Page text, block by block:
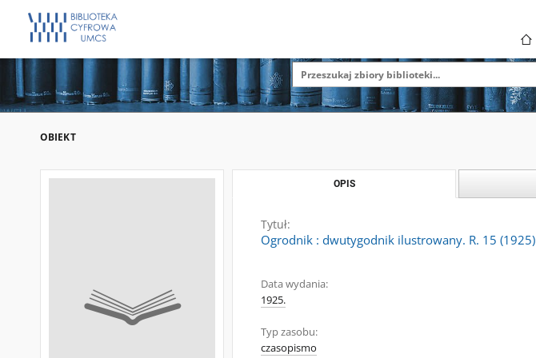
OBIEKT
OPIS
Tytuł:
Ogrodnik : dwutygodnik ilustrowany. R. 15 (1925)
Data wydania:
1925.
Typ zasobu:
czasopismo